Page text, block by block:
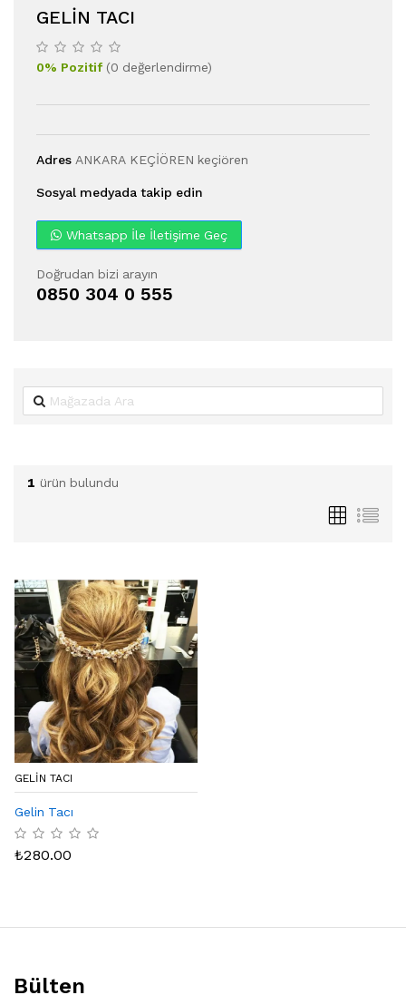
GELİN TACI
0% Pozitif(0 değerlendirme)
Adres ANKARA KEÇİÖREN keçiören
Sosyal medyada takip edin
Whatsapp İle İletişime Geç
Doğrudan bizi arayın
0850 304 0 555
1 ürün bulundu
GELİN TACI
Gelin Tacı
₺280.00
Bülten